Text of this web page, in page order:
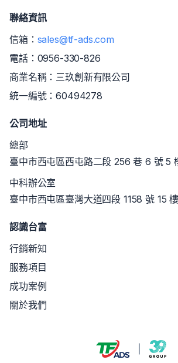
聯絡資訊
信箱： sales@tf-ads.com
電話： 0956-330-826
商業名稱：三玖創新有限公司
統一編號：60494278
公司地址
總部
臺中市西屯區西屯路二段 256 巷 6
中科辦公室
臺中市西屯區臺灣大道四段 1158 號 15
認識台富
行銷新知
服務項目
成功案例
關於我們